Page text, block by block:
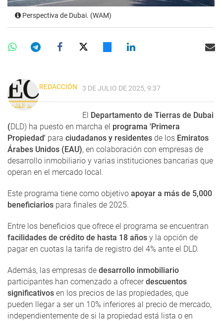
Perspectiva de Dubai. (WAM)
REDACCIÓN 3 DE JULIO DE 2025, 9:37
El Departamento de Tierras de Dubai
(DLD) ha puesto en marcha el programa 'Primera
Propiedad' para ciudadanos y residentes de los Emiratos
Árabes Unidos (EAU), en colaboración con empresas de
desarrollo inmobiliario y varias instituciones bancarias que
operan en el mercado local.
Este programa tiene como objetivo apoyar a más de 5,000
beneficiarios para finales de 2025.
Entre los beneficios que ofrece el programa se encuentran
facilidades de crédito de hasta 18 años y la opción de
pagar en cuotas la tarifa de registro del 4% ante el DLD.
Además, las empresas de desarrollo inmobiliario
participantes han comenzado a ofrecerdescuentos
significativos en los precios de las propiedades, que
pueden llegar a ser un 10% inferiores al precio de mercado,
independientemente de si la propiedad está lista o en